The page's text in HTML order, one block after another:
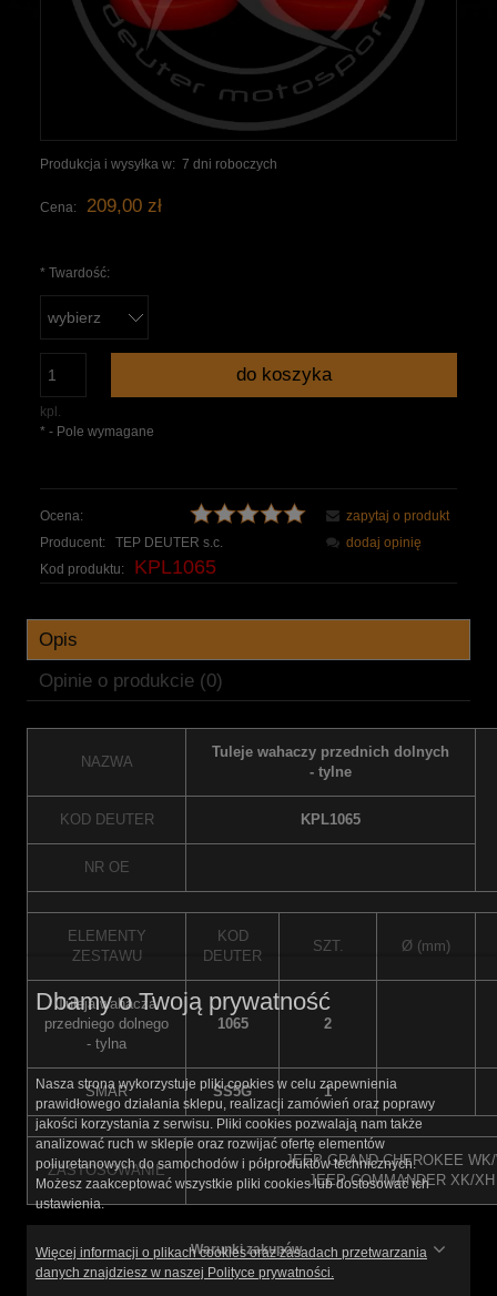
Produkcja i wysyłka w: 7 dni roboczych
Cena: 209,00 zł
* Twardość:
kpl.
do koszyka
* - Pole wymagane
Ocena:
Producent:
TEP DEUTER s.c.
Kod produktu:
KPL1065
zapytaj o produkt
dodaj opinię
Opis
Opinie o produkcie (0)
NAZWA
Tuleje wahaczy przednich dolnych
- tylne
KOD DEUTER KPL1065
NR OE
ELEMENTY
ZESTAWU
KOD
DEUTER
SZT. Ø (mm)
Tuleja wahacza
przedniego dolnego
- tylna
1065 2
SMAR SS5G 1
ZASTOSOWANIE
JEEP GRAND CHEROKEE
JEEP COMMANDER XK/
Warunki zakupów
Dbamy o Twoją prywatność
Nasza strona wykorzystuje pliki cookies w celu zapewnienia
prawidłowego działania sklepu, realizacji zamówień oraz poprawy
jakości korzystania z serwisu. Pliki cookies pozwalają nam także
analizować ruch w sklepie oraz rozwijać ofertę elementów
poliuretanowych do samochodów i półproduktów technicznych.
Możesz zaakceptować wszystkie pliki cookies lub dostosować ich
ustawienia.
Więcej informacji o plikach cookies oraz zasadach przetwarzania
danych znajdziesz w naszej Polityce prywatności.